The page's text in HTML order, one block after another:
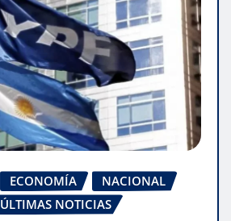
ECONOMÍA
NACIONAL
ÚLTIMAS NOTICIAS